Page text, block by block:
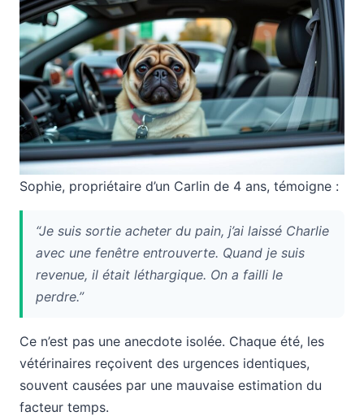
Sophie, propriétaire d’un Carlin de 4 ans, témoigne :
“Je suis sortie acheter du pain, j’ai laissé Charlie
avec une fenêtre entrouverte. Quand je suis
revenue, il était léthargique. On a failli le
perdre.”
Ce n’est pas une anecdote isolée. Chaque été, les
vétérinaires reçoivent des urgences identiques,
souvent causées par une mauvaise estimation du
facteur temps.